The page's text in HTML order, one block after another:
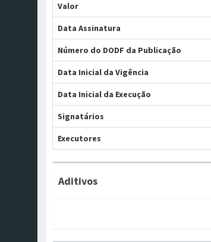
Valor
Data Assinatura
Número do DODF da Publicação
Data Inicial da Vigência
Data Inicial da Execução
Signatários
Executores
Aditivos